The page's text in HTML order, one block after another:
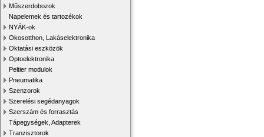
Műszerdobozok
Napelemek és tartozékok
NYÁK-ok
Okosotthon, Lakáselektronika
Oktatási eszközök
Optoelektronika
Peltier modulok
Pneumatika
Szenzorok
Szerelési segédanyagok
Szerszám és forrasztás
Tápegységek, Adapterek
Tranzisztorok